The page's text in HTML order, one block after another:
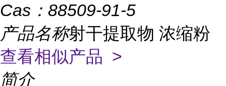
Cas： 88509-91-5
产品名称射干提取物 浓缩粉
查看相似产品 >
简介